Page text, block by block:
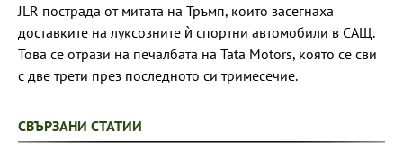
JLR пострада от митата на Тръмп, които засегнаха
доставките на луксозните ѝ спортни автомобили в САЩ.
Това се отрази на печалбата на Tata Motors, която се сви
с две трети през последното си тримесечие.
СВЪРЗАНИ СТАТИИ